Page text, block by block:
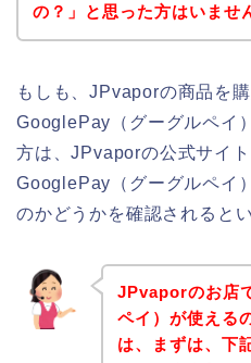
の？」と思った方はいませ
もしも、JPvaporの商品を
GooglePay（グーグルペイ
方は、JPvaporの公式サイ
GooglePay（グーグルペイ
のかどうかを確認されると
JPvaporのお店
ペイ）が使える
は、まずは、下